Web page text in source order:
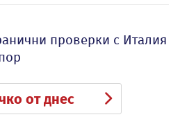
проверки с Италия
от днес